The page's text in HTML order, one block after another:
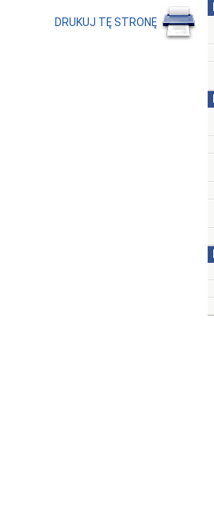
DRUKUJ TĘ STRONĘ